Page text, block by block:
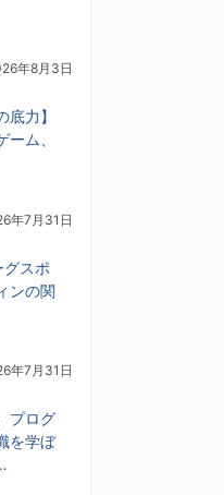
年8月3日
底力】
ム、
年7月31日
グスポ
ンの関
年7月31日
プログ
を学ぼ